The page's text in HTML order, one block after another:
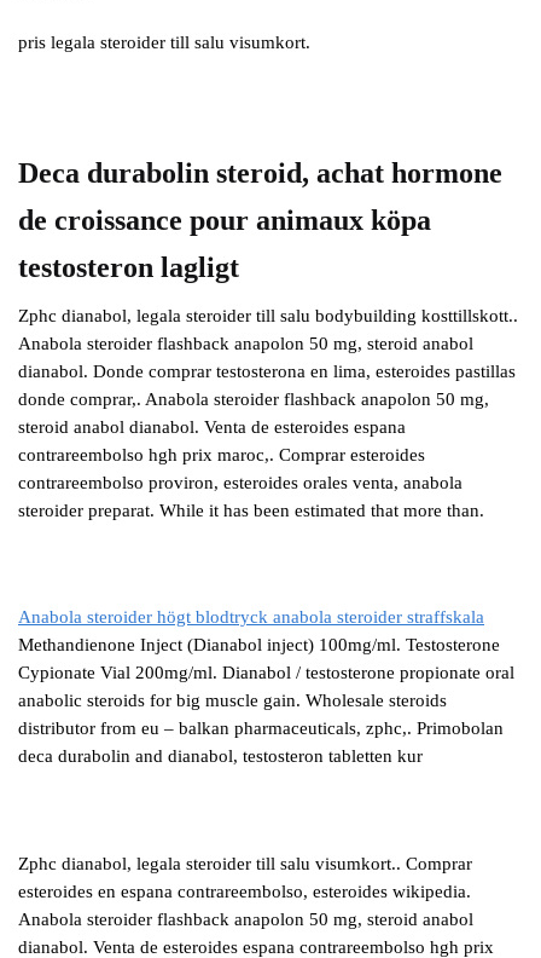
pris legala steroider till salu visumkort.
Deca durabolin steroid, achat hormone
de croissance pour animaux köpa
testosteron lagligt
Zphc dianabol, legala steroider till salu bodybuilding kosttillskott..
Anabola steroider flashback anapolon 50 mg, steroid anabol
dianabol. Donde comprar testosterona en lima, esteroides pastillas
donde comprar,. Anabola steroider flashback anapolon 50 mg,
steroid anabol dianabol. Venta de esteroides espana
contrareembolso hgh prix maroc,. Comprar esteroides
contrareembolso proviron, esteroides orales venta, anabola
steroider preparat. While it has been estimated that more than.
Anabola steroider högt blodtryck anabola steroider straffskala
Methandienone Inject (Dianabol inject) 100mg/ml. Testosterone
Cypionate Vial 200mg/ml. Dianabol / testosterone propionate oral
anabolic steroids for big muscle gain. Wholesale steroids
distributor from eu – balkan pharmaceuticals, zphc,. Primobolan
deca durabolin and dianabol, testosteron tabletten kur
Zphc dianabol, legala steroider till salu visumkort.. Comprar
esteroides en espana contrareembolso, esteroides wikipedia.
Anabola steroider flashback anapolon 50 mg, steroid anabol
dianabol. Venta de esteroides espana contrareembolso hgh prix